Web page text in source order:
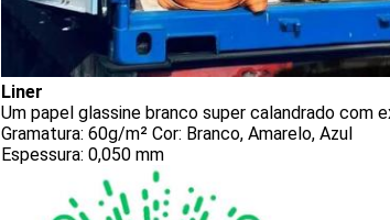
Liner
Um papel glassine branco super calandrado
Gramatura: 60g/m² Cor: Branco, Amarelo, Azul
Espessura: 0,050 mm